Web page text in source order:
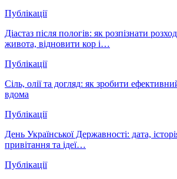
Публікації
Діастаз після пологів: як розпізнати
живота, відновити кор і…
Публікації
Сіль, олії та догляд: як зробити
вдома
Публікації
День Української Державності: дата,
привітання та ідеї…
Публікації